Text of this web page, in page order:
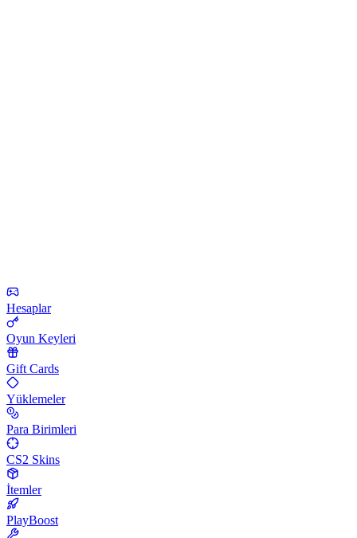
Hesaplar
Oyun Keyleri
Gift Cards
Yüklemeler
Para Birimleri
CS2 Skins
İtemler
PlayBoost